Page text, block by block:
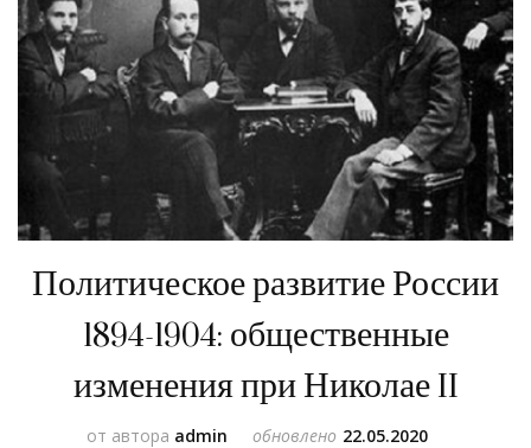
Политическое развитие России
1894-1904: общественные
изменения при Николае II
от автора admin обновлено 22.05.2020